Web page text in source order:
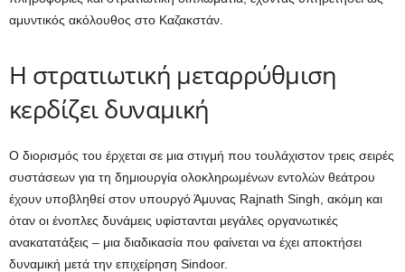
αμυντικός ακόλουθος στο Καζακστάν.
Η στρατιωτική μεταρρύθμιση
κερδίζει δυναμική
Ο διορισμός του έρχεται σε μια στιγμή που τουλάχιστον τρεις σειρές
συστάσεων για τη δημιουργία ολοκληρωμένων εντολών θεάτρου
έχουν υποβληθεί στον υπουργό Άμυνας Rajnath Singh, ακόμη και
όταν οι ένοπλες δυνάμεις υφίστανται μεγάλες οργανωτικές
ανακατατάξεις – μια διαδικασία που φαίνεται να έχει αποκτήσει
δυναμική μετά την επιχείρηση Sindoor.